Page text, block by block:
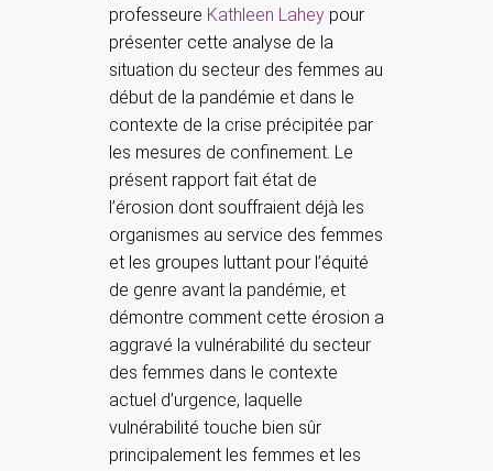
professeure Kathleen Lahey pour
présenter cette analyse de la
situation du secteur des femmes au
début de la pandémie et dans le
contexte de la crise précipitée par
les mesures de confinement. Le
présent rapport fait état de
l’érosion dont souffraient déjà les
organismes au service des femmes
et les groupes luttant pour l’équité
de genre avant la pandémie, et
démontre comment cette érosion a
aggravé la vulnérabilité du secteur
des femmes dans le contexte
actuel d’urgence, laquelle
vulnérabilité touche bien sûr
principalement les femmes et les